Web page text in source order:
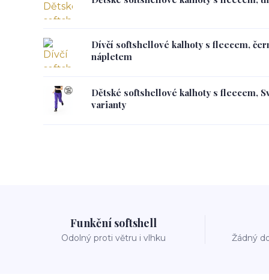
Dívčí softshellové kalhoty s fleecem,
nápletem
Dětské softshellové kalhoty s fleecem,
varianty
Funkční softshell
Odolný proti větru i vlhku Žádný